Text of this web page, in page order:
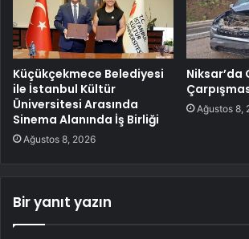
Küçükçekmece Belediyesi
ile İstanbul Kültür
Üniversitesi Arasında
Sinema Alanında İş Birliği
Ağustos 8, 2026
Ağustos 8,
Bir yanıt yazın